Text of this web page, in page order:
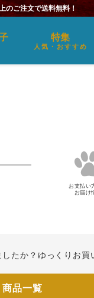
のご注文で送料無料！
特集
人気・おすすめ
お支払い
お届け
たか？ゆっくりお買
商品一覧